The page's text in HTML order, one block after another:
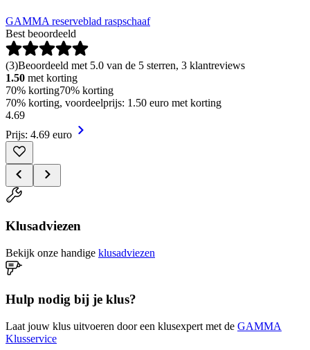
GAMMA reserveblad raspschaaf
Best beoordeeld
(3)Beoordeeld met 5.0 van de 5 sterren, 3 klantreviews
1.50 met korting
70% korting70% korting
70% korting, voordeelprijs: 1.50 euro met korting
4.69
Prijs: 4.69 euro
Klusadviezen
Bekijk onze handige klusadviezen
Hulp nodig bij je klus?
Laat jouw klus uitvoeren door een klusexpert met de GAMMA
Klusservice